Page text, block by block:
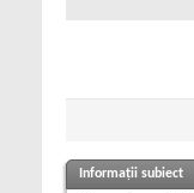
Informații subiect